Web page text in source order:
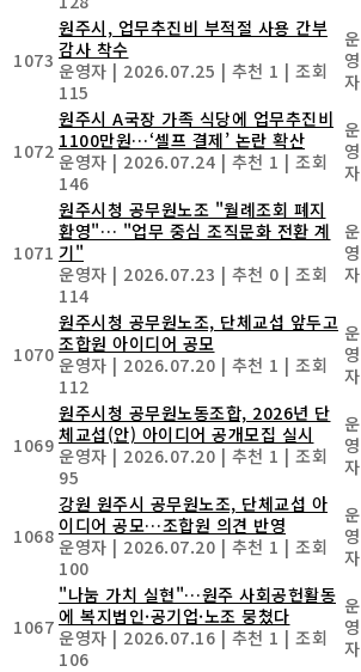
1073
원주시, 업무추진비 부적절 사용 간부
감사 착수
운영자 | 2026.07.25 | 추천 1 | 조회
115
운
영
자
1072
원주시 A국장 가족 식당에 업무추진비
1100만원…‘셀프 결제’ 논란 확산
운영자 | 2026.07.24 | 추천 1 | 조회
146
운
영
자
1071
원주시청 공무원노조 "월례조회 폐지
환영"… "업무 중심 조직문화 전환 계
기"
운영자 | 2026.07.23 | 추천 0 | 조회
114
운
영
자
1070
원주시청 공무원노조, 단체교섭 앞두고
조합원 아이디어 공모
운영자 | 2026.07.20 | 추천 1 | 조회
112
운
영
자
1069
원주시청 공무원노동조합, 2026년 단
체교섭(안) 아이디어 공개모집 실시
운영자 | 2026.07.20 | 추천 1 | 조회
95
운
영
자
1068
강원 원주시 공무원노조, 단체교섭 아
이디어 공모…조합원 의견 반영
운영자 | 2026.07.20 | 추천 1 | 조회
100
운
영
자
1067
"나눔 가치 실현"…원주 사회공헌활동
에 복지법인·공기업·노조 뭉쳤다
운영자 | 2026.07.16 | 추천 1 | 조회
106
운
영
자